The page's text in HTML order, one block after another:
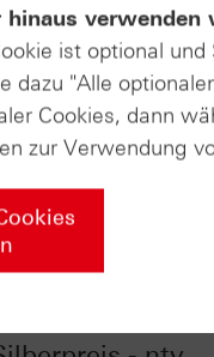
der
hinaus
ist optional
dazu "Alle
Cookies, dann
zur Verwendung